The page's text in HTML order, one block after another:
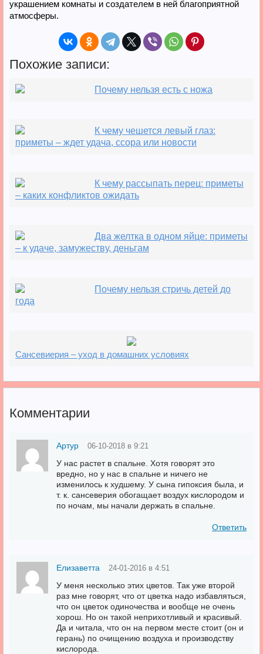
украшением комнаты и создателем в ней благоприятной
атмосферы.
Похожие записи:
Почему нельзя есть с ножа
К чему чешется левый глаз:
приметы – ждет удача, ссора или новости
К чему рассыпать перец: приметы
– каких конфликтов ожидать
Два желтка в одном яйце: приметы
– к удаче, замужеству, деньгам
Почему нельзя стричь детей до
года
Сансевиерия – уход в домашних условиях
Комментарии
Артур 06-10-2018 в 9:21
У нас растет в спальне. Хотя говорят это
вредно, но у нас в спальне и ничего не
изменилось к худшему. У сына гипоксия была, и
т. к. сансеверия обогащает воздух кислородом и
по ночам, мы начали держать в спальне.
Ответить
Елизаветта 24-01-2016 в 4:51
У меня несколько этих цветов. Так уже второй
раз мне говорят, что от цветка надо избавляться,
что он цветок одиночества и вообще не очень
хорош. Но он такой неприхотливый и красивый.
Да и читала, что он на первом месте стоит (он и
герань) по очищению воздуха и производству
кислорода.